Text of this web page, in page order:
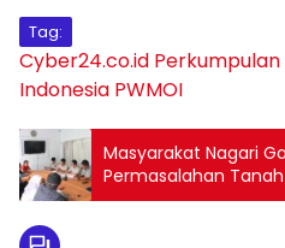
Tag:
Cyber24.co.id
Indonesia PWMOI
Masyarakat Nagari
Permasalahan
Kabupaten Agam